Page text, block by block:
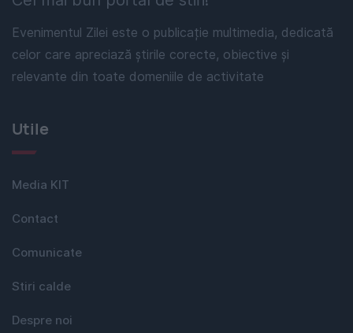
Evenimentul Zilei este o publicație multimedia, dedicată
celor care apreciază știrile corecte, obiective și
relevante din toate domeniile de activitate
Utile
Media KIT
Contact
Comunicate
Stiri calde
Despre noi